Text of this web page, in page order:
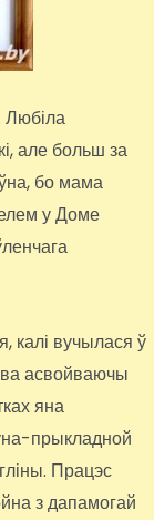
Любіла
але больш за
бо мама
у Доме
калі вучылася ў
асвойваючы
яна
прыкладной
Працэс
з дапамогай